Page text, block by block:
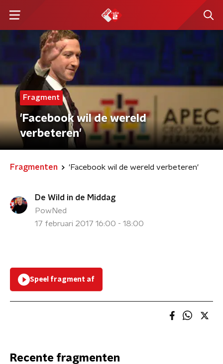
Fragment
'Facebook wil de wereld
verbeteren'
Fragmenten 'Facebook wil de wereld verbeteren'
De Wild in de Middag
PowNed
17 februari 2017 16:00 - 18:00
Speel fragment af
Recente fragmenten